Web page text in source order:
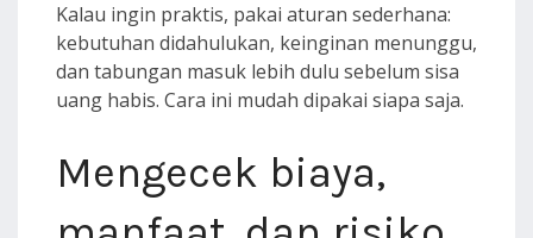
Kalau ingin praktis, pakai aturan sederhana:
kebutuhan didahulukan, keinginan menunggu,
dan tabungan masuk lebih dulu sebelum sisa
uang habis. Cara ini mudah dipakai siapa saja.
Mengecek biaya,